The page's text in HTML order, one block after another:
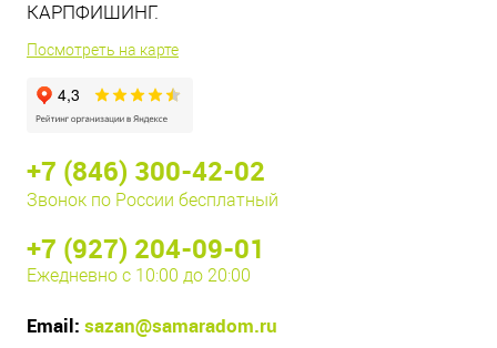
КАРПФИШИНГ.
Посмотреть на карте
+7 (846) 300-42-02
Звонок по России бесплатный
+7 (927) 204-09-01
Ежедневно с 10:00 до 20:00
Email: sazan@samaradom.ru